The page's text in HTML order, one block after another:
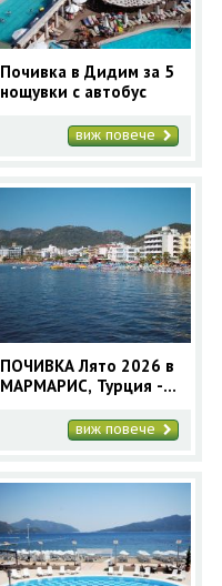
Почивка в Дидим за 5
нощувки с автобус
виж повече
ПОЧИВКА Лято 2026 в
МАРМАРИС, Турция - 9
програмавиж повече